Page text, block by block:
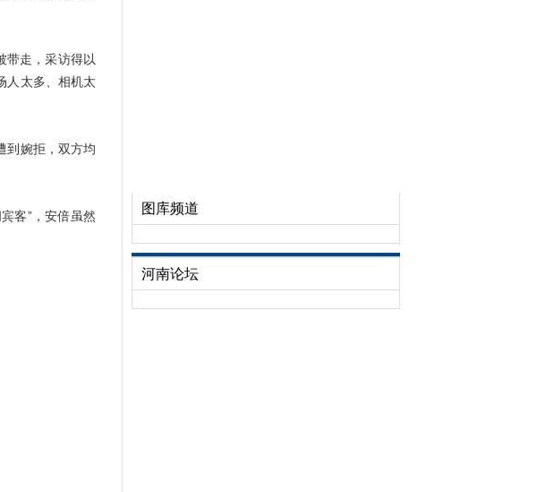
走，采访得以
人太多、相机太
到婉拒，双方均
客”，安倍虽然
图库频道
河南论坛